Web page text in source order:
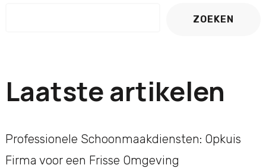
ZOEKEN
Laatste artikelen
Professionele Schoonmaakdiensten: Opkuis
Firma voor een Frisse Omgeving